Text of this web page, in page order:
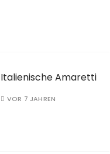
Italienische Amaretti
VOR 7 JAHREN